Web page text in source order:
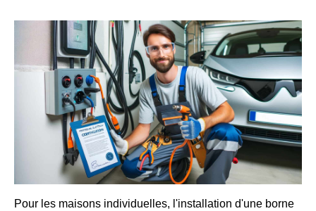
Pour les maisons individuelles, l'installation d'une borne